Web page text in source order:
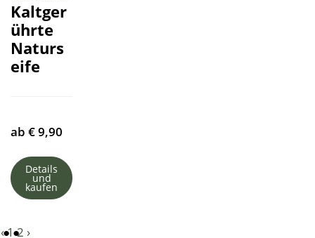
Kaltger
ührte
Naturs
eife
ab €9,90
Details
und
kaufen
‹12 ›